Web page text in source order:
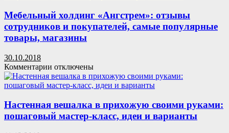
дом»:
отзывы
сотрудников
и
используемые
материалы,
фото
Мебельный холдинг «Ангстрем»: отзывы
сотрудников и покупателей, самые популярные
товары, магазины
30.10.2018
Комментарии к
записи
Мебельный
«Ангстрем»:
отзывы
сотрудников
отключены
Настенная вешалка в прихожую своими руками:
пошаговый мастер-класс, идеи и варианты